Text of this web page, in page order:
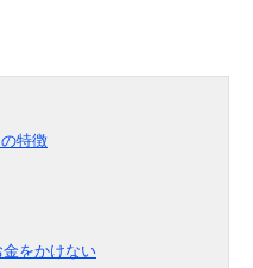
特徴
をかけない